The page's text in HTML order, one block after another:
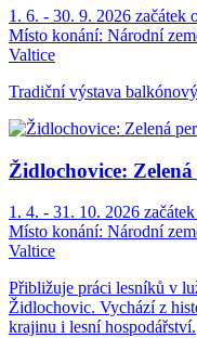
1. 6. - 30. 9. 2026 začátek
Místo konání: Národní
Valtice
Tradiční výstava
Židlochovice:
1. 4. - 31. 10. 2026
Místo konání: Národní
Valtice
Přibližuje práci lesníků v
Židlochovic. Vychází z
krajinu i lesní hospodářství.